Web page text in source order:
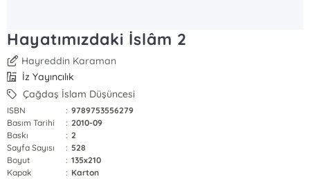
Hayatımızdaki İslâm 2
Hayreddin Karaman
İz Yayıncılık
Çağdaş İslam Düşüncesi
ISBN : 9789753556279
Basım Tarihi
: 2010-09
Baskı
: 2
Sayfa Sayısı
: 528
Boyut
: 135x210
Kapak
: Karton